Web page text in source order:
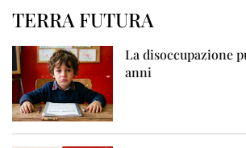
TERRA FUTURA
La disoccupazione
anni